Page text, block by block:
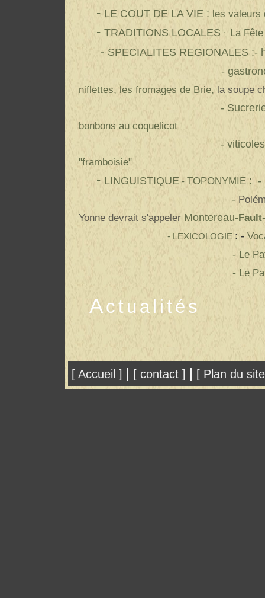
- LE COUT DE LA VIE : les valeurs
- TRADITIONS LOCALES : La
- SPECIALITES REGIONALES :-
-
niflettes, les fromages de Brie, la soupe
-
bonbons au coquelicot
- viticoles
"framboisie"
- LINGUISTIQUE - TOPONYMIE : -
-
Yonne devrait s'appeler Montereau-Fault
- LEXICOLOGIE : -
- Le
- Le
Actualités
[ Accueil ] | [ contact ] | [ Plan du